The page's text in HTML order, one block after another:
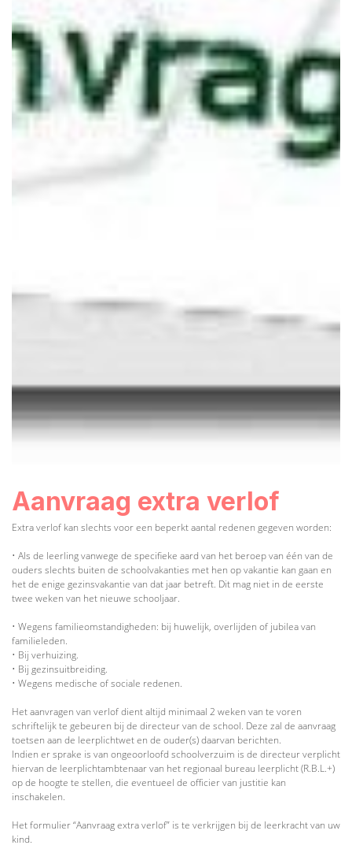
Aanvraag extra verlof
Extra verlof kan slechts voor een beperkt aantal redenen gegeven worden:
• Als de leerling vanwege de specifieke aard van het beroep van één van de
ouders slechts buiten de schoolvakanties met hen op vakantie kan gaan en
het de enige gezinsvakantie van dat jaar betreft. Dit mag niet in de eerste
twee weken van het nieuwe schooljaar.
• Wegens familieomstandigheden: bij huwelijk, overlijden of jubilea van
familieleden.
• Bij verhuizing.
• Bij gezinsuitbreiding.
• Wegens medische of sociale redenen.
Het aanvragen van verlof dient altijd minimaal 2 weken van te voren
schriftelijk te gebeuren bij de directeur van de school. Deze zal de aanvraag
toetsen aan de leerplichtwet en de ouder(s) daarvan berichten.
Indien er sprake is van ongeoorloofd schoolverzuim is de directeur verplicht
hiervan de leerplichtambtenaar van het regionaal bureau leerplicht (R.B.L.+)
op de hoogte te stellen, die eventueel de officier van justitie kan
inschakelen.
Het formulier “Aanvraag extra verlof” is te verkrijgen bij de leerkracht van uw
kind.